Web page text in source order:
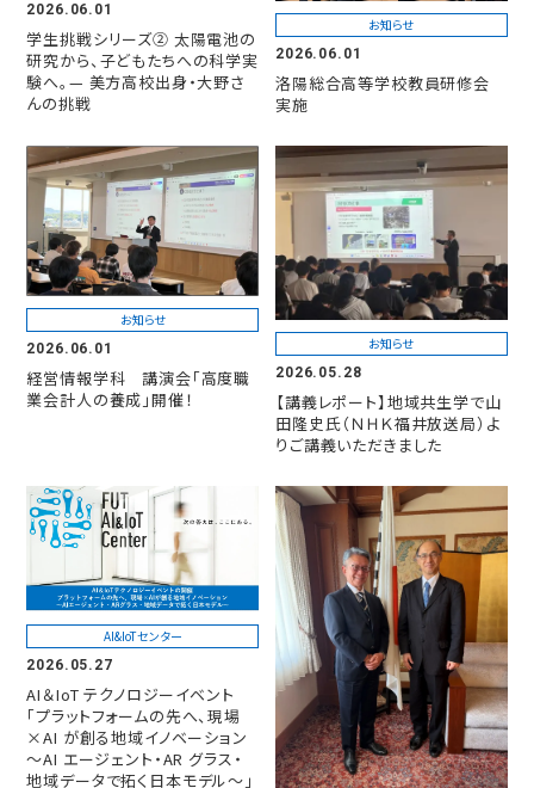
2026.06.01
学生挑戦シリーズ② 太陽電池の
研究から、子どもたちへの科学実
験へ。— 美方高校出身・大野さ
んの挑戦
2026.06.01
お知らせ
洛陽総合高等学校教員研修会
実施
2026.06.01
お知らせ
経営情報学科 講演会「高度職
業会計人の養成」開催！
2026.05.28
お知らせ
【講義レポート】地域共生学で山
田隆史氏（ＮＨＫ福井放送局）よ
りご講義いただきました
2026.05.27
AI&IoTセンター
AI＆IoT テクノロジーイベント
「プラットフォームの先へ、現場
×AI が創る地域イノベーション
～AI エージェント・AR グラス・
地域データで拓く日本モデル～」